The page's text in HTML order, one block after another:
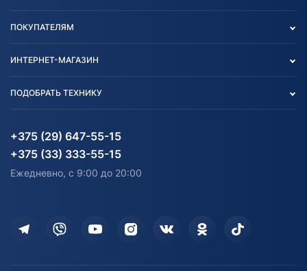
Блог
Карта сайта
ПОКУПАТЕЛЯМ
Согласие на обработку
Информация до получения
согласия на обработку
Доставка
Дополнительные услуги
Оставить отзыв
ИНТЕРНЕТ-МАГАЗИН
Агротехника
Водный транспорт
Электротранспорт
Здоровье
ПОДОБРАТЬ ТЕХНИКУ
Агротехника
Электротранспорт
+375 (29) 647-55-15
+375 (33) 333-55-15
Ежедневно, с 9:00 до 20:00